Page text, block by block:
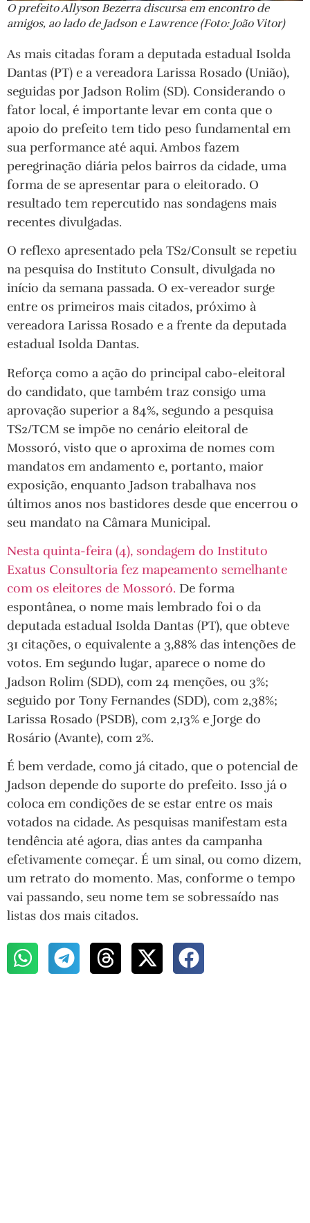
O prefeito Allyson Bezerra discursa em encontro de
amigos, ao lado de Jadson e Lawrence (Foto: João Vitor)
As mais citadas foram a deputada estadual Isolda
Dantas (PT) e a vereadora Larissa Rosado (União),
seguidas por Jadson Rolim (SD). Considerando o
fator local, é importante levar em conta que o
apoio do prefeito tem tido peso fundamental em
sua performance até aqui. Ambos fazem
peregrinação diária pelos bairros da cidade, uma
forma de se apresentar para o eleitorado. O
resultado tem repercutido nas sondagens mais
recentes divulgadas.
O reflexo apresentado pela TS2/Consult se repetiu
na pesquisa do Instituto Consult, divulgada no
início da semana passada. O ex-vereador surge
entre os primeiros mais citados, próximo à
vereadora Larissa Rosado e a frente da deputada
estadual Isolda Dantas.
Reforça como a ação do principal cabo-eleitoral
do candidato, que também traz consigo uma
aprovação superior a 84%, segundo a pesquisa
TS2/TCM se impõe no cenário eleitoral de
Mossoró, visto que o aproxima de nomes com
mandatos em andamento e, portanto, maior
exposição, enquanto Jadson trabalhava nos
últimos anos nos bastidores desde que encerrou o
seu mandato na Câmara Municipal.
Nesta quinta-feira (4), sondagem do Instituto
Exatus Consultoria fez mapeamento semelhante
com os eleitores de Mossoró. De forma
espontânea, o nome mais lembrado foi o da
deputada estadual Isolda Dantas (PT), que obteve
31 citações, o equivalente a 3,88% das intenções de
votos. Em segundo lugar, aparece o nome do
Jadson Rolim (SDD), com 24 menções, ou 3%;
seguido por Tony Fernandes (SDD), com 2,38%;
Larissa Rosado (PSDB), com 2,13% e Jorge do
Rosário (Avante), com 2%.
É bem verdade, como já citado, que o potencial de
Jadson depende do suporte do prefeito. Isso já o
coloca em condições de se estar entre os mais
votados na cidade. As pesquisas manifestam esta
tendência até agora, dias antes da campanha
efetivamente começar. É um sinal, ou como dizem,
um retrato do momento. Mas, conforme o tempo
vai passando, seu nome tem se sobressaído nas
listas dos mais citados.